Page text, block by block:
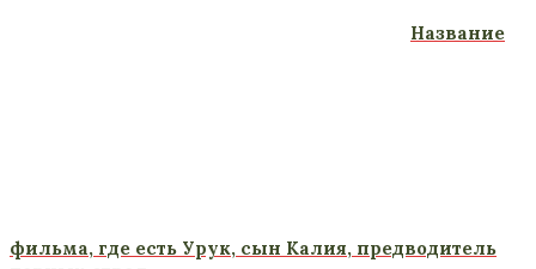
Название
фильма, где есть Урук, сын Калия, предводитель